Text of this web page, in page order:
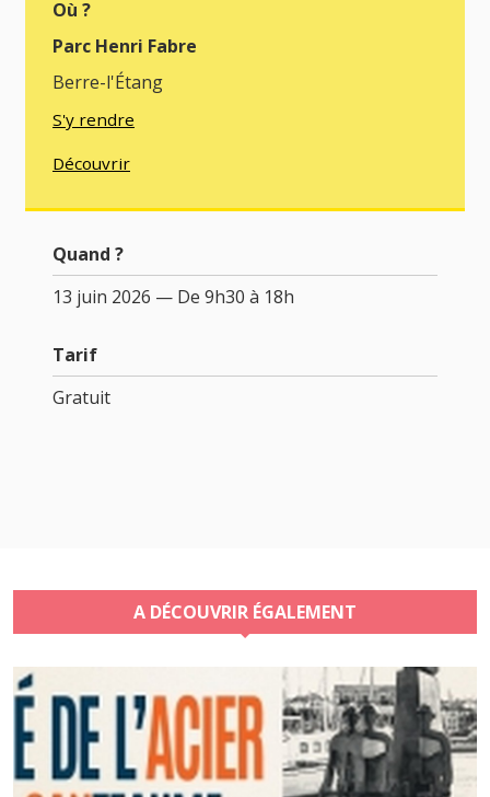
Où ?
Parc Henri Fabre
Berre-l'Étang
S'y rendre
Découvrir
Quand ?
13 juin 2026 — De 9h30 à 18h
Tarif
Gratuit
A DÉCOUVRIR ÉGALEMENT